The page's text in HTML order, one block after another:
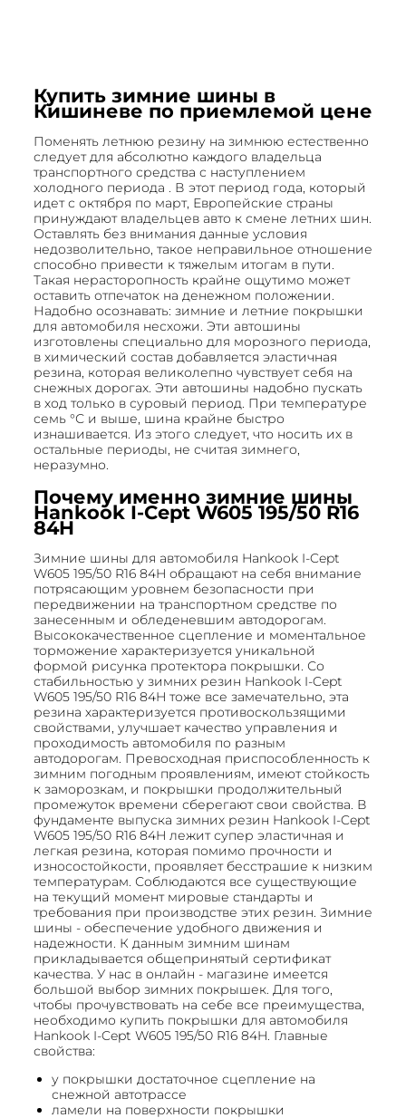
Купить зимние шины в
Кишиневе по приемлемой цене
Поменять летнюю резину на зимнюю естественно
следует для абсолютно каждого владельца
транспортного средства с наступлением
холодного периода . В этот период года, который
идет с октября по март, Европейские страны
принуждают владельцев авто к смене летних шин.
Оставлять без внимания данные условия
недозволительно, такое неправильное отношение
способно привести к тяжелым итогам в пути.
Такая нерасторопность крайне ощутимо может
оставить отпечаток на денежном положении.
Надобно осознавать: зимние и летние покрышки
для автомобиля несхожи. Эти автошины
изготовлены специально для морозного периода,
в химический состав добавляется эластичная
резина, которая великолепно чувствует себя на
снежных дорогах. Эти автошины надобно пускать
в ход только в суровый период. При температуре
семь °С и выше, шина крайне быстро
изнашивается. Из этого следует, что носить их в
остальные периоды, не считая зимнего,
неразумно.
Почему именно зимние шины
Hankook I-Cept W605 195/50 R16
84H
Зимние шины для автомобиля Hankook I-Cept
W605 195/50 R16 84H обращают на себя внимание
потрясающим уровнем безопасности при
передвижении на транспортном средстве по
занесенным и обледеневшим автодорогам.
Высококачественное сцепление и моментальное
торможение характеризуется уникальной
формой рисунка протектора покрышки. Со
стабильностью у зимних резин Hankook I-Cept
W605 195/50 R16 84H тоже все замечательно, эта
резина характеризуется противоскользящими
свойствами, улучшает качество управления и
проходимость автомобиля по разным
автодорогам. Превосходная приспособленность к
зимним погодным проявлениям, имеют стойкость
к заморозкам, и покрышки продолжительный
промежуток времени сберегают свои свойства. В
фундаменте выпуска зимних резин Hankook I-Cept
W605 195/50 R16 84H лежит супер эластичная и
легкая резина, которая помимо прочности и
износостойкости, проявляет бесстрашие к низким
температурам. Соблюдаются все существующие
на текущий момент мировые стандарты и
требования при производстве этих резин. Зимние
шины - обеспечение удобного движения и
надежности. К данным зимним шинам
прикладывается общепринятый сертификат
качества. У нас в онлайн - магазине имеется
большой выбор зимних покрышек. Для того,
чтобы прочувствовать на себе все преимущества,
необходимо купить покрышки для автомобиля
Hankook I-Cept W605 195/50 R16 84H. Главные
свойства:
у покрышки достаточное сцепление на
снежной автотрассе
ламели на поверхности покрышки